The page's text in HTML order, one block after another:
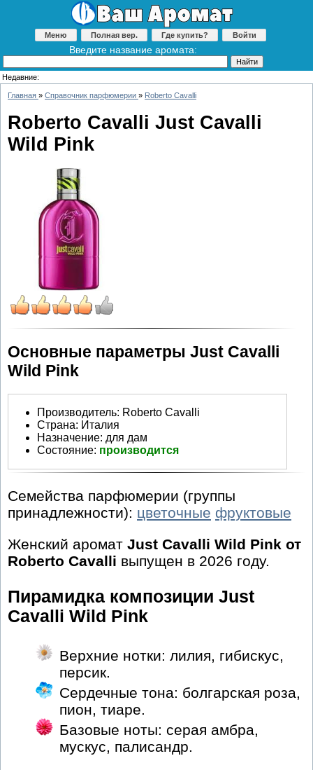
Меню Полная вер. Где купить? Войти
Введите название аромата:
Недавние:
Главная » Справочник парфюмерии » Roberto Cavalli
Roberto Cavalli Just Cavalli
Wild Pink
Основные параметры Just Cavalli
Wild Pink
Производитель: Roberto Cavalli
Страна: Италия
Назначение: для дам
Состояние: производится
Семейства парфюмерии (группы
принадлежности): цветочные фруктовые
Женский аромат Just Cavalli Wild Pink от
Roberto Cavalli выпущен в 2026 году.
Пирамидка композиции Just
Cavalli Wild Pink
Верхние нотки: лилия, гибискус,
персик.
Сердечные тона: болгарская роза,
пион, тиаре.
Базовые ноты: серая амбра,
мускус, палисандр.